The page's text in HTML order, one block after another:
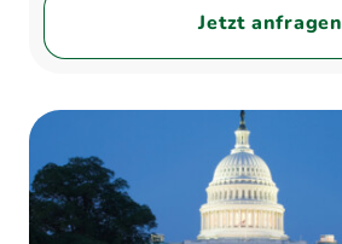
Jetzt anfragen